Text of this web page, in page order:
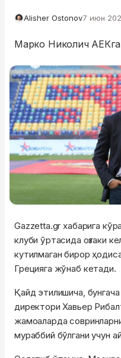
Alisher Ostonov7 июн
Марко Николич АЕКга
Gazzetta.gr хабарига
клуби ўртасида оғзаки
кутилмаган бирор
Грецияга жўнаб кетади.
Қайд этилишича,
директори Хавьер
жамоаларда совринларни
мураббий бўлгани учун